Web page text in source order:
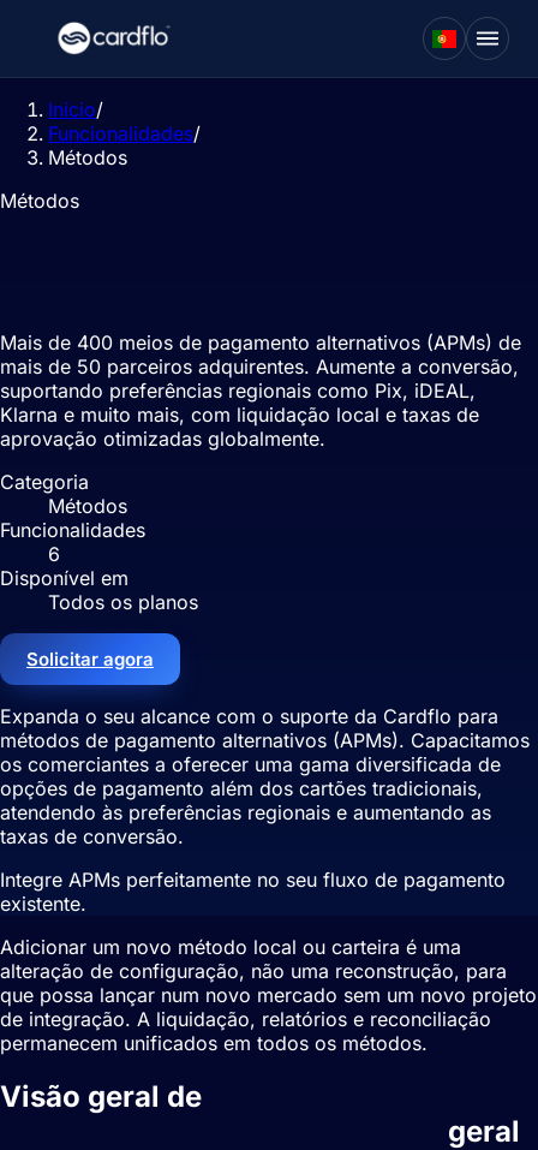
Início/
Funcionalidades/
Métodos
Métodos
Mais de 400 meios de pagamento alternativos (APMs) de
mais de 50 parceiros adquirentes. Aumente a conversão,
suportando preferências regionais como Pix, iDEAL,
Klarna e muito mais, com liquidação local e taxas de
aprovação otimizadas globalmente.
Categoria
Métodos
Funcionalidades
6
Disponível em
Todos os planos
Solicitar agora
Expanda o seu alcance com o suporte da Cardflo para
métodos de pagamento alternativos (APMs). Capacitamos
os comerciantes a oferecer uma gama diversificada de
opções de pagamento além dos cartões tradicionais,
atendendo às preferências regionais e aumentando as
taxas de conversão.
Integre APMs perfeitamente no seu fluxo de pagamento
existente.
Adicionar um novo método local ou carteira é uma
alteração de configuração, não uma reconstrução, para
que possa lançar num novo mercado sem um novo projeto
de integração. A liquidação, relatórios e reconciliação
permanecem unificados em todos os métodos.
Visão geral de
geral